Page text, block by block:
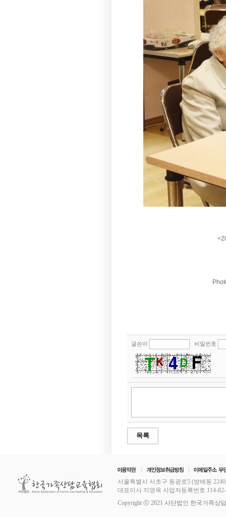
<
글쓴이 비밀번호
목록
서울특별시 서초구 동광로5 (방배동
대표이사 지영옥 사업자등록번호 114-
Copyright ⓒ 2021 사단법인 한국가족상